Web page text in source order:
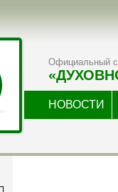
Официальный
НОВОСТИ